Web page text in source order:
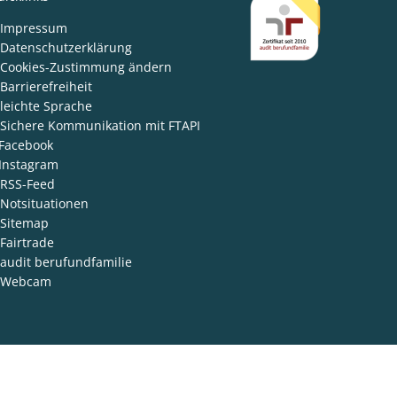
Impressum
Datenschutzerklärung
Cookies-Zustimmung ändern
Barrierefreiheit
leichte Sprache
Sichere Kommunikation mit FTAPI
Facebook
Instagram
RSS-Feed
Notsituationen
Sitemap
Fairtrade
audit berufundfamilie
Webcam